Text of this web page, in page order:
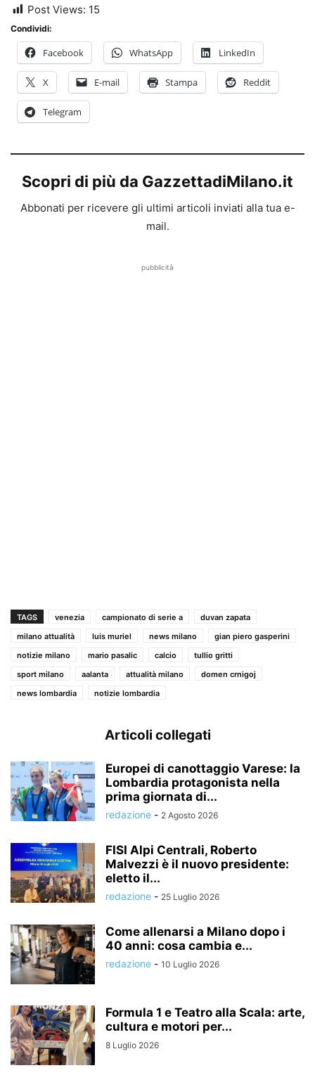
Post Views: 15
Condividi:
Facebook WhatsApp LinkedIn
X E-mail Stampa Reddit
Telegram
Scopri di più da GazzettadiMilano.it
Abbonati per ricevere gli ultimi articoli inviati alla tua e-
mail.
pubblicità
TAGS venezia campionato di serie a
duvan zapata
milano attualità
luis muriel news milano
gian piero gasperini
notizie milano
mario pasalic calcio
tullio gritti
sport milano
aalanta attualità milano
domen crnigoj
news lombardia
notizie lombardia
Articoli collegati
Europei di canottaggio Varese: la
Lombardia protagonista nella
prima giornata di...
redazione - 2 Agosto 2026
FISI Alpi Centrali, Roberto
Malvezzi è il nuovo presidente:
eletto il...
redazione - 25 Luglio 2026
Come allenarsi a Milano dopo i
40 anni: cosa cambia e...
redazione - 10 Luglio 2026
Formula 1 e Teatro alla Scala: arte,
cultura e motori per...
8 Luglio 2026